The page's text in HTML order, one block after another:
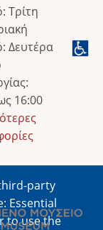
party
Essential
to use the
Τρίτη
Δευτέρα
16:00